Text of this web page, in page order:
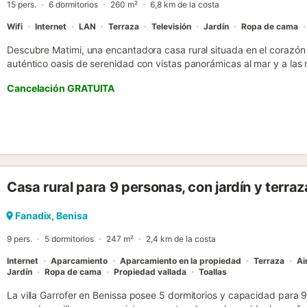
15 pers. 6 dormitorios 260 m² 6,8 km de la costa
Wifi Internet LAN Terraza Televisión Jardín Ropa de cama
Descubre Matimi, una encantadora casa rural situada en el
auténtico oasis de serenidad con vistas panorámicas al mar y a
el único sonido audible es el melódico canto de los pájaros y el
refugio es el destino perfecto para aquellos que buscan unos días
bullicio, con la posibilidad de explorar rutas de senderismo y vivir
Matimi, una antigua casa rehabilitada para el confort moderno, le
distribuidas en dos plantas. La planta baja cuenta con tres
interior y el exterior. La planta superior cuenta con otros tres
estancia sea lo más cómoda posible. Además, la zona del Riu Rau
Cancelación GRATUITA
Casa rural para 9 personas, con jardín y
Fanadix, Benisa
9 pers. 5 dormitorios 247 m² 2,4 km de la costa
Internet Aparcamiento Aparcamiento en la propiedad Terraza
Jardín
Ropa de cama Propiedad vallada Toallas
La villa Garrofer en Benissa posee 5 dormitorios y capacidad para